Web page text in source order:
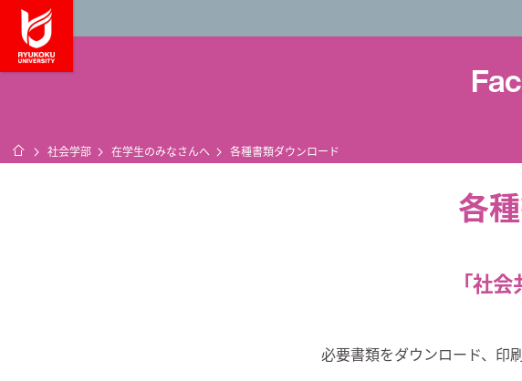
ホーム
社会学部 在学生のみなさんへ 各種書類ダウンロード
各
「社
必要書類をダウンロード、印